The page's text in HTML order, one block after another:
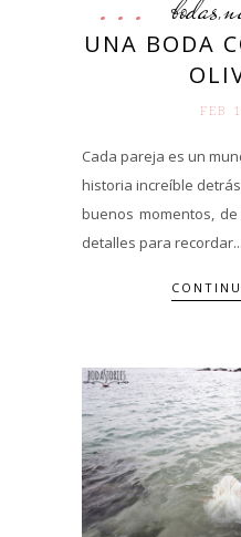
,
UNA BODA
FEB
Cada pareja es un
historia increíble
buenos momentos,
detalles para recordar...